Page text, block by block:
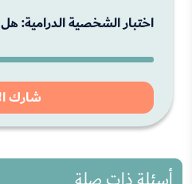
اختبار الشخصية الدرامية:
شارك